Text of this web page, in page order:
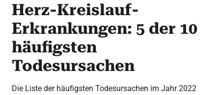
Herz-Kreislauf-
Erkrankungen: 5 der 10
häufigsten
Todesursachen
Die Liste der häufigsten Todesursachen im Jahr 2022